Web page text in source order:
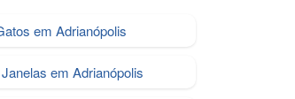
em Adrianópolis
em Adrianópolis